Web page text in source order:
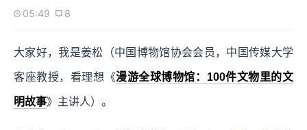
05:49 8
大家好，我是姜松（中国博物馆协会会员，中国传媒大学
客座教授，看理想《漫游全球博物馆：100件文物里的文
明故事》主讲人）。